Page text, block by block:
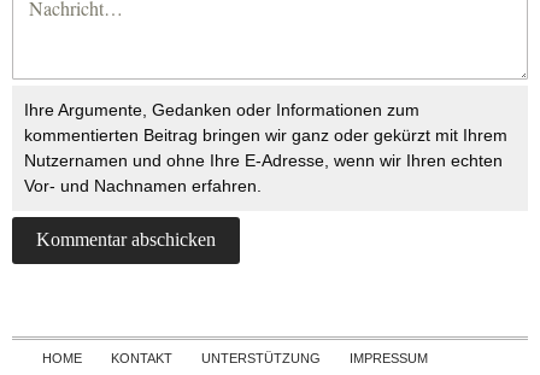
Ihre Argumente, Gedanken oder Informationen zum
kommentierten Beitrag bringen wir ganz oder gekürzt mit Ihrem
Nutzernamen und ohne Ihre E-Adresse, wenn wir Ihren echten
Vor- und Nachnamen erfahren.
Skip to content
HOME KONTAKT UNTERSTÜTZUNG IMPRESSUM